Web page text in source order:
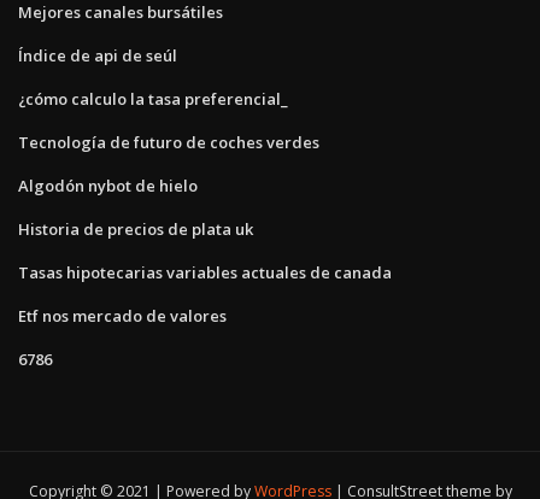
Mejores canales bursátiles
Índice de api de seúl
¿cómo calculo la tasa preferencial_
Tecnología de futuro de coches verdes
Algodón nybot de hielo
Historia de precios de plata uk
Tasas hipotecarias variables actuales de canada
Etf nos mercado de valores
6786
Copyright © 2021 | Powered byWordPress ConsultStreet theme by